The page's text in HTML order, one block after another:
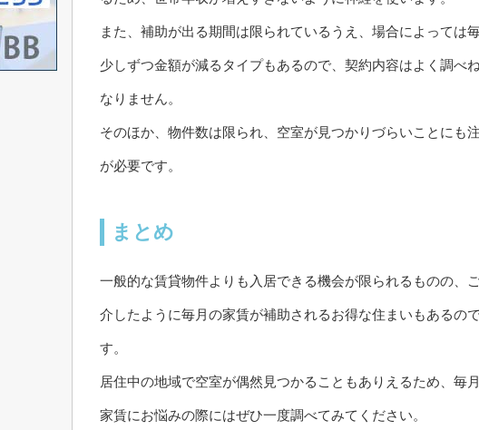
また、補助が出る期間は限られているうえ、場合によっては
少しずつ金額が減るタイプもあるので、契約内容はよく調べ
なりません。
そのほか、物件数は限られ、空室が見つかりづらいことにも
が必要です。
まとめ
一般的な賃貸物件よりも入居できる機会が限られるものの、
介したように毎月の家賃が補助されるお得な住まいもあるの
す。
居住中の地域で空室が偶然見つかることもありえるため、毎
家賃にお悩みの際にはぜひ一度調べてみてください。